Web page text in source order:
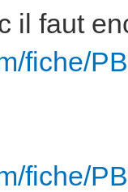
il faut
fiche/
fiche/